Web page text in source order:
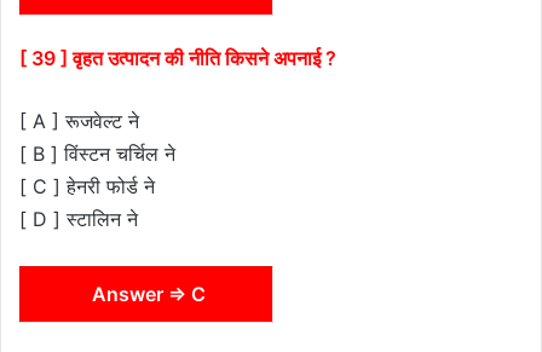
[ 39 ] वृहत उत्पादन की नीति किसने अपनाई ?
[ A ] रूजवेल्ट ने
[ B ] विंस्टन चर्चिल ने
[ C ] हेनरी फोर्ड ने
[ D ] स्टालिन ने
Answer ⇒ C